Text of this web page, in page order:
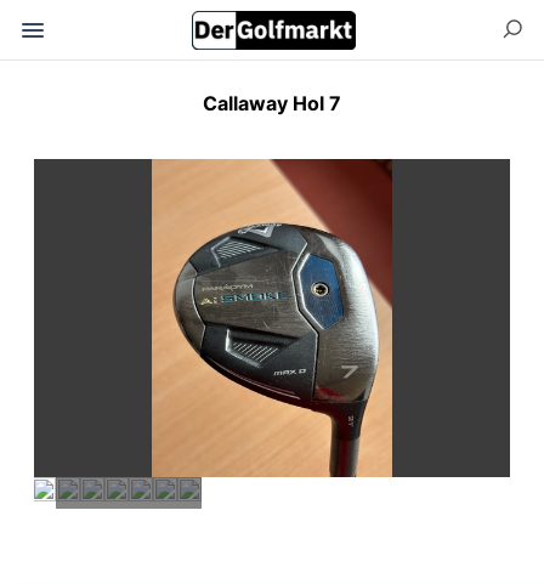
Callaway Hol 7